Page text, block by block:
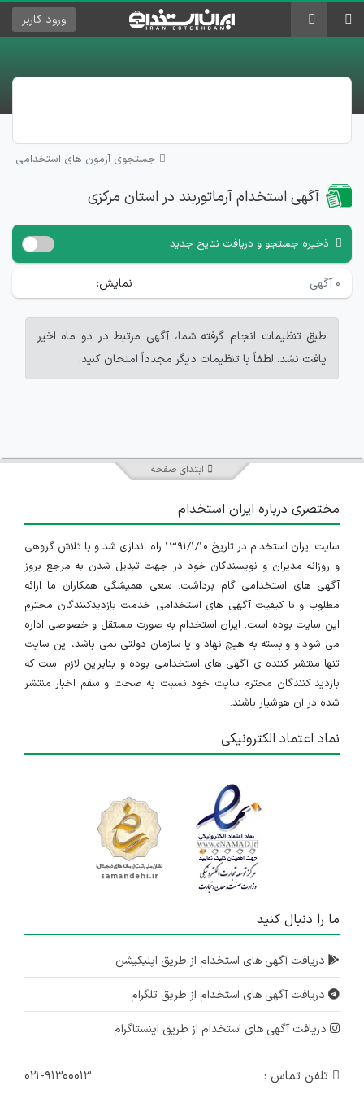
ورود کاربر
جستجوی آزمون های استخدامی
آگهی استخدام آرماتوربند در استان مرکزی
ذخیره جستجو و دریافت نتایج جدید
۰ آگهی نمایش:
طبق تنظیمات انجام گرفته شما، آگهی مرتبط در دو ماه اخیر
یافت نشد. لطفاً با تنظیمات دیگر مجدداً امتحان کنید.
ابتدای صفحه
مختصری درباره ایران استخدام
سایت ایران استخدام در تاریخ ۱۳۹۱/۱/۱۰ راه اندازی شد و با تلاش گروهی
و روزانه مدیران و نویسندگان خود در جهت تبدیل شدن به مرجع بروز
آگهی های استخدامی گام برداشت. سعی همیشگی همکاران ما ارائه
مطلوب و با کیفیت آگهی های استخدامی خدمت بازدیدکنندگان محترم
این سایت بوده است. ایران استخدام به صورت مستقل و خصوصی اداره
می شود و وابسته به هیچ نهاد و یا سازمان دولتی نمی باشد، این سایت
تنها منتشر کننده ی آگهی های استخدامی بوده و بنابراین لازم است که
بازدید کنندگان محترم سایت خود نسبت به صحت و سقم اخبار منتشر
شده در آن هوشیار باشند.
نماد اعتماد الکترونیکی
ما را دنبال کنید
دریافت آگهی های استخدام از طریق اپلیکیشن
دریافت آگهی های استخدام از طریق تلگرام
دریافت آگهی های استخدام از طریق اینستاگرام
تلفن تماس :
۰۲۱-۹۱۳۰۰۰۱۳